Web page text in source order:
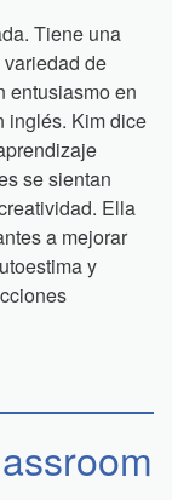
Tiene una
de
entusiasmo en
inglés. Kim dice
se sientan
Ella
a mejorar
y